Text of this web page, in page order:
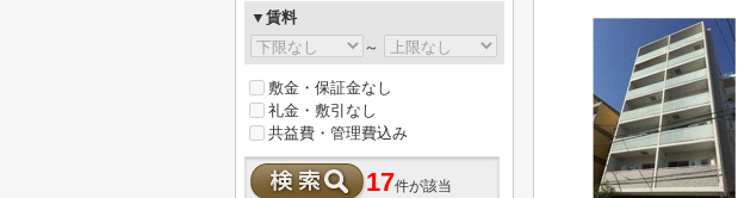
▼賃料
～
敷金・保証金なし
礼金・敷引なし
共益費・管理費込み
17件が該当